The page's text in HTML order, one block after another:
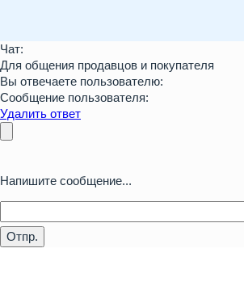
Чат:
Для общения продавцов и покупателя
Вы отвечаете пользователю:
Сообщение пользователя:
Удалить ответ
Напишите сообщение...
Отпр.